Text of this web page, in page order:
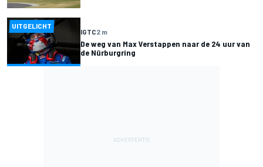
UITGELICHT
IGTC2 m
De weg van Max Verstappen naar de 24 uur van
de Nürburgring